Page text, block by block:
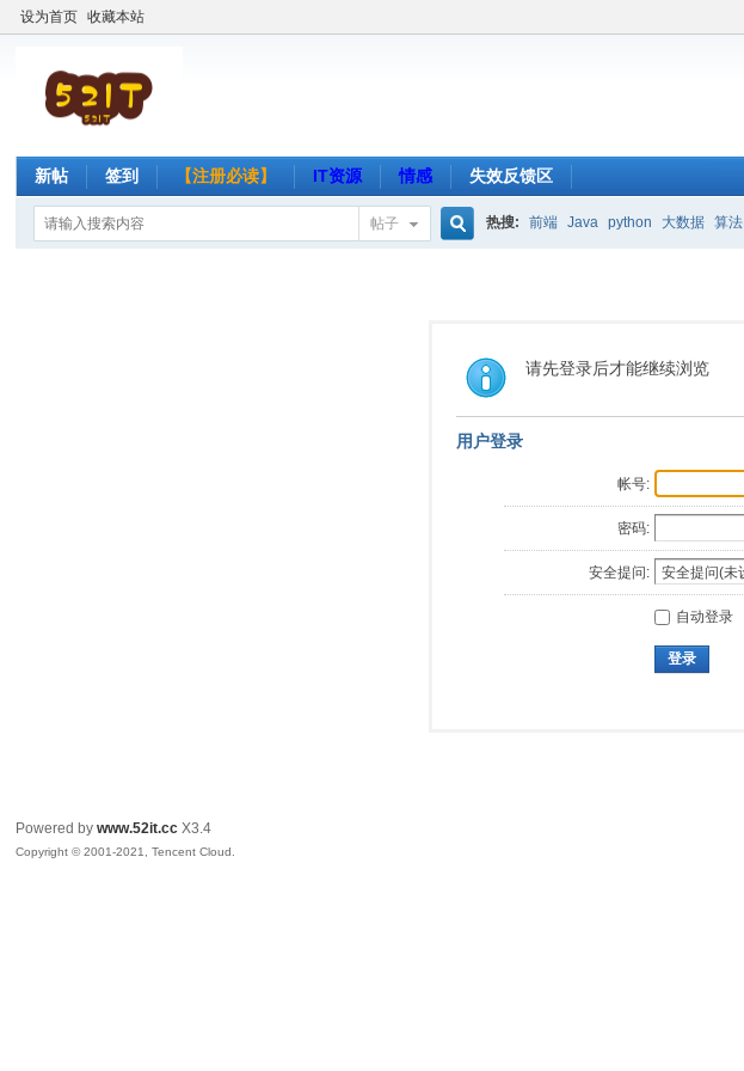
设为首页 收藏本站
新帖 签到 【注册必读】 IT资源 情感 失效反馈区
帖子 热搜: 前端 Java python 大数据 算法
请先登录后才能继续浏览
用户登录
帐号:
密码:
安全提问:
自动登录
登录
Powered bywww.52it.cc X3.4
Copyright © 2001-2021, Tencent Cloud.